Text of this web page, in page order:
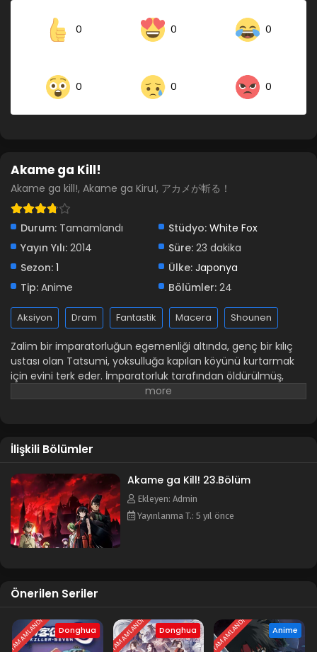
Akame ga Kill! 14.Bölüm
Blm 14 - Akame ga Kill! 14.Bölüm - Ağustos 29, 2021
Akame ga Kill! 13.Bölüm
Blm 13 - Akame ga Kill! 13.Bölüm - Ağustos 29, 2021
Akame ga Kill! 11.Bölüm
Akame ga Kill! 10.Bölüm
Blm 10 - Akame ga Kill! 10.Bölüm - Ağustos 29, 2021
Akame ga Kill! 9.Bölüm
Blm 9 - Akame ga Kill! 9.Bölüm - Ağustos 29, 2021
Akame ga Kill! 8.Bölüm
Blm 8 - Akame ga Kill! 8.Bölüm - Ağustos 29, 2021
Akame ga Kill! 6.Bölüm
Blm 6 - Akame ga Kill! 6.Bölüm - Ağustos 29, 2021
Akame ga Kill! 5.Bölüm
Blm 5 - Akame ga Kill! 5.Bölüm - Ağustos 29, 2021
Akame ga Kill! 4.Bölüm
Akame ga Kill! 3.Bölüm
0 0 0
0 0 0
Akame ga Kill!
Akame ga kill!, Akame ga Kiru!, アカメが斬る！
Durum: Tamamlandı Stüdyo: White Fox
Yayın Yılı: 2014 Süre: 23 dakika
Sezon: 1 Ülke: Japonya
Tip: Anime Bölümler: 24
Aksiyon Dram Fantastik Macera Shounen
Zalim bir imparatorluğun egemenliği altında, genç bir kılıç
ustası olan Tatsumi, yoksulluğa kapılan köyünü kurtarmak
için evini terk eder. İmparatorluk tarafından öldürülmüş,
beyni yıkanmış ve eğitilmiş bir suikastçı olan Akame adında
Animenin diğer isimleri:
İlişkili Bölümler
Akame ga Kill! 23.Bölüm
Ekleyen: Admin
Yayınlanma T.: 5 yıl önce
Önerilen Seriler
TAMAMLANDI Donghua TAMAMLANDI Donghua TAMAMLANDI Anime